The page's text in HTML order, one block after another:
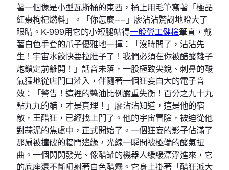
著一個像是小型瓦斯桶的東西，桶上用毛筆寫著「極品
紅棗枸杞燃料」。「你怎麼——」廖沾沾驚訝地瞪大了
眼睛。K-999用它的小短腿站得一般勞工健檢筆直，戴
著白色手套的爪子優雅地一揮：「沒時間了，沾沾先
生！宇宙水餃快要拉肚子了！我們必須在你被醋酸離子
炮鎖定前離開！」話音未落，一股極致尖銳、刺鼻的酸
氣猛地從店門口灌入，伴隨著一個狂妄自大的電子音
效：「警告！這裡的醬油比例嚴重失衡！百分之九十九
點九九的醋，才是真理！」廖沾沾知道，這是他的宿
敵，王醋狂，已經找上門了。他的宇宙冒險，被迫從他
對蒜泥的焦慮中，正式開始了。一個狂妄的影子佔滿了
那扇被撞破的牆門邊緣，光線一瞬間被極端的酸氣扭
曲。一個閃閃發光、像醋罐的機器人緩緩漂浮進來，它
的底座還不斷噴射著白色醋霧。它身上掛著「醋狂派大